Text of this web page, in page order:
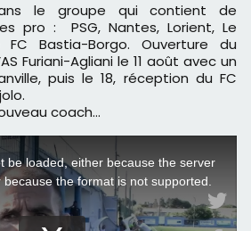
le groupe qui contient de
pro : PSG, Nantes, Lorient, Le
Bastia-Borgo. Ouverture du
Furiani-Agliani le 11 août avec un
puis le 18, réception du FC
coach…